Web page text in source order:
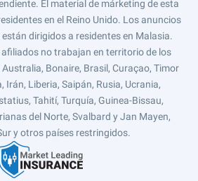
El material de márketing de esta
en el Reino Unido. Los anuncios
dirigidos a residentes en Malasia.
no trabajan en territorio de los
Australia, Bonaire, Brasil, Curaçao, Timor
Irán, Liberia, Saipán, Rusia, Ucrania,
Tahití, Turquía, Guinea-Bissau,
del Norte, Svalbard y Jan Mayen,
y otros países restringidos.